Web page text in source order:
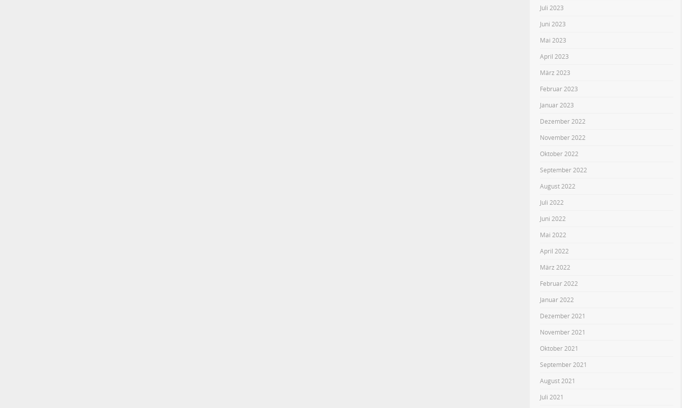
Juli 2023
Juni 2023
Mai 2023
April 2023
März 2023
Februar 2023
Januar 2023
Dezember 2022
November 2022
Oktober 2022
September 2022
August 2022
Juli 2022
Juni 2022
Mai 2022
April 2022
März 2022
Februar 2022
Januar 2022
Dezember 2021
November 2021
Oktober 2021
September 2021
August 2021
Juli 2021